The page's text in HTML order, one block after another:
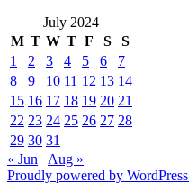
July 2024
M T W T F S
S
1
2 3 4 5 6
7
8
9 10 11 12 13 14
15 16 17 18 19 20 21
22 23 24 25 26 27 28
29 30 31
« Jun
Aug »
Proudly powered by WordPress